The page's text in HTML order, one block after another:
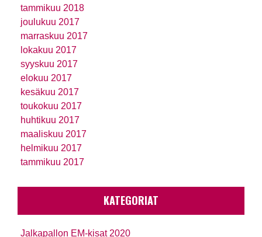
tammikuu 2018
joulukuu 2017
marraskuu 2017
lokakuu 2017
syyskuu 2017
elokuu 2017
kesäkuu 2017
toukokuu 2017
huhtikuu 2017
maaliskuu 2017
helmikuu 2017
tammikuu 2017
KATEGORIAT
Jalkapallon EM-kisat 2020